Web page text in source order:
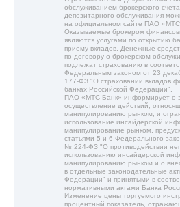
обслуживанием брокерского
депозитарного обслуживания
на официальном сайте ПАО «МТС
Оказываемые брокером
являются услугами по открытию
приему вкладов. Денежные
по договору о брокерском
подлежат страхованию в
Федеральным законом от 23
177-ФЗ "О страховании вкладов
банках Российской Федерации".
ПАО «МТС-Банк» информирует о
осуществление действий,
манипулированию рынком, и
использование инсайдерской
манипулирование рынком,
статьями 5 и 6 Федерального
№ 224-ФЗ "О противодействии
использованию инсайдерской
манипулированию рынком и о
в отдельные законодательные
Федерации" и принятыми в
нормативными актами Банка
Изменение цены торгуемого
процентный показатель,